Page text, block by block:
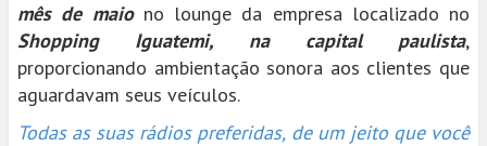
mês de maio no lounge da empresa localizado no
Shopping Iguatemi, na capital paulista,
proporcionando ambientação sonora aos clientes que
aguardavam seus veículos.
Todas as suas rádios preferidas, de um jeito que você